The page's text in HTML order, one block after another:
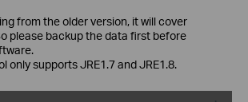
from the older version, it will cover
please backup the data first before
only supports JRE1.7 and JRE1.8.